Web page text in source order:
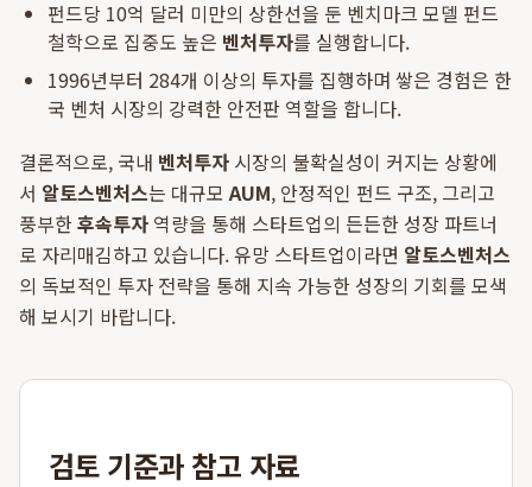
펀드당 10억 달러 미만의 상한선을 둔 벤치마크 모델 펀드
철학으로 집중도 높은 벤처투자를 실행합니다.
1996년부터 284개 이상의 투자를 집행하며 쌓은 경험은 한
국 벤처 시장의 강력한 안전판 역할을 합니다.
결론적으로, 국내 벤처투자 시장의 불확실성이 커지는 상황에
서 알토스벤처스는 대규모AUM, 안정적인 펀드 구조, 그리고
풍부한후속투자 역량을 통해 스타트업의 든든한 성장 파트너
로 자리매김하고 있습니다. 유망 스타트업이라면 알토스벤처스
의 독보적인 투자 전략을 통해 지속 가능한 성장의 기회를 모색
해 보시기 바랍니다.
검토 기준과 참고 자료